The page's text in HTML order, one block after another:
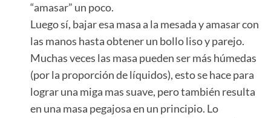
“amasar” un poco.
Luego sí, bajar esa masa a la mesada y amasar con
las manos hasta obtener un bollo liso y parejo.
Muchas veces las masa pueden ser más húmedas
(por la proporción de líquidos), esto se hace para
lograr una miga mas suave, pero también resulta
en una masa pegajosa en un principio. Lo